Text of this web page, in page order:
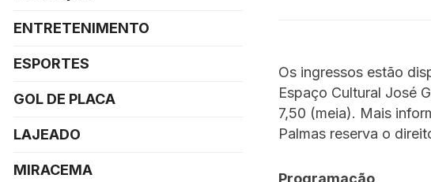
Os ingressos estão
Espaço Cultural José
7,50 (meia). Mais
Palmas reserva o
Programação
ENTRETENIMENTO
ESPORTES
GOL DE PLACA
LAJEADO
MIRACEMA